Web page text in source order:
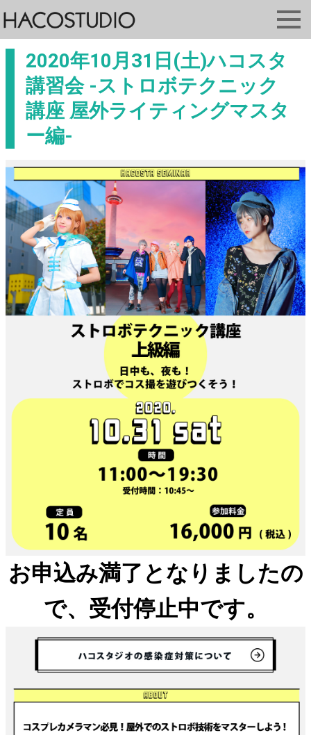
2020年10月31日(土)ハコスタ
講習会 -ストロボテクニック
講座 屋外ライティングマスタ
ー編-
お申込み満了となりましたの
で、受付停止中です。